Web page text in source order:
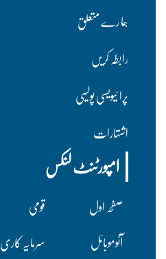
ہما رے متعلق
رابطہ کریں
پرا ئیویسی پولسیی
اشتہارات
امپورٹنٹ لنکس
صفحہ اول قومی
آٹوموبائل
سرمایہ کاری